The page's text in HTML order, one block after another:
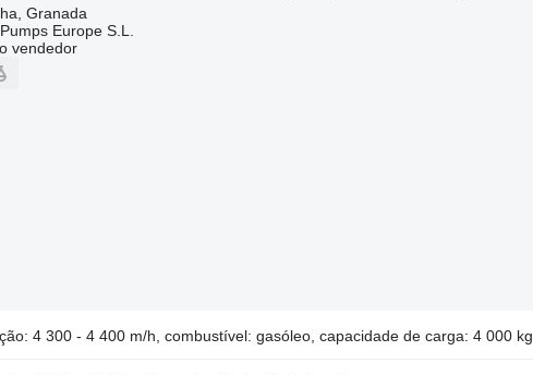
Granada
Europe S.L.
vendedor
4 300 - 4 400 m/h, combustível: gasóleo, capacidade de carga: 4 000 kg